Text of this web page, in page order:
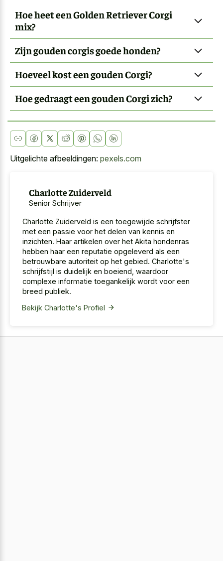
Hoe heet een Golden Retriever Corgi
mix?
Zijn gouden corgis goede honden?
Hoeveel kost een gouden Corgi?
Hoe gedraagt een gouden Corgi zich?
Uitgelichte afbeeldingen: pexels.com
Charlotte Zuiderveld
Senior Schrijver
Charlotte Zuiderveld is een toegewijde schrijfster
met een passie voor het delen van kennis en
inzichten. Haar artikelen over het Akita hondenras
hebben haar een reputatie opgeleverd als een
betrouwbare autoriteit op het gebied. Charlotte's
schrijfstijl is duidelijk en boeiend, waardoor
complexe informatie toegankelijk wordt voor een
breed publiek.
Bekijk Charlotte's Profiel